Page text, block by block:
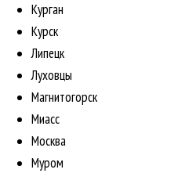
Курган
Курск
Липецк
Луховцы
Магнитогорск
Миасс
Москва
Муром